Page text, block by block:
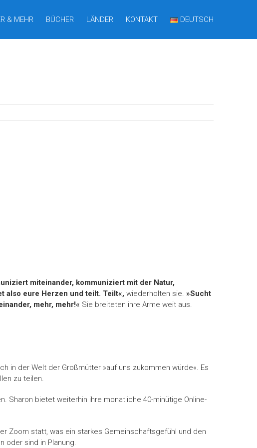
& MEHR BÜCHER LÄNDER KONTAKT DEUTSCH
miteinander, kommuniziert mit der Natur,
also eure Herzen und teilt. Teilt«, wiederholten sie. »Sucht
mehr, mehr!« Sie breiteten ihre Arme weit aus.
in der Welt der Großmütter »auf uns zukommen würde«. Es
zu teilen.
Sharon bietet weiterhin ihre monatliche 40-minütige Online-
Zoom statt, was ein starkes Gemeinschaftsgefühl und den
sind in Planung.